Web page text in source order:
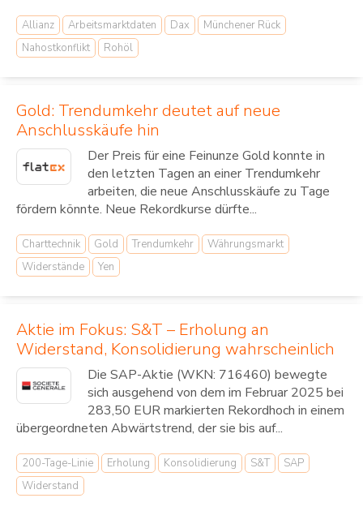
Allianz Arbeitsmarktdaten Dax
Münchener Rück
Nahostkonflikt
Rohöl
Gold: Trendumkehr deutet auf neue
Anschlusskäufe hin
Der Preis für eine Feinunze Gold konnte in
den letzten Tagen an einer Trendumkehr
arbeiten, die neue Anschlusskäufe zu Tage
fördern könnte. Neue Rekordkurse dürfte...
Charttechnik Gold Trendumkehr
Währungsmarkt
Widerstände
Yen
Aktie im Fokus: S&T – Erholung an
Widerstand, Konsolidierung wahrscheinlich
Die SAP-Aktie (WKN: 716460) bewegte
sich ausgehend von dem im Februar 2025 bei
283,50 EUR markierten Rekordhoch in einem
übergeordneten Abwärtstrend, der sie bis auf...
200-Tage-Linie Erholung Konsolidierung S&T
SAP
Widerstand